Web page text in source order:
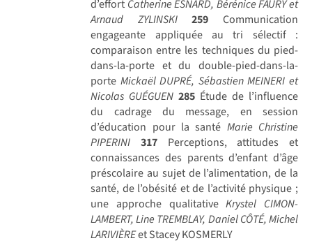
d’effort Catherine ESNARD, Bérénice FAURY et
Arnaud ZYLINSKI
259 Communication
engageante appliquée au tri sélectif :
comparaison entre les techniques du pied-
dans-la-porte et du double-pied-dans-la-
porte Mickaël DUPRÉ, Sébastien MEINERI et
Nicolas GUÉGUEN 285 Étude de l’influence
du cadrage du message, en session
d’éducation pour la santé Marie Christine
PIPERINI
317Perceptions, attitudes et
connaissances des parents d’enfant d’âge
préscolaire au sujet de l’alimentation, de la
santé, de l’obésité et de l’activité physique ;
une approche qualitativeKrystel CIMON-
LAMBERT, Line TREMBLAY, Daniel CÔTÉ, Michel
LARIVIÈREet Stacey KOSMERLY